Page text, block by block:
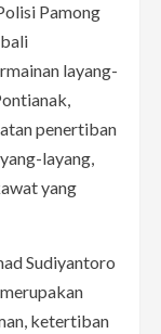
Pamong
layang-
penertiban
layang,
yang
Sudiyantoro
ketertiban